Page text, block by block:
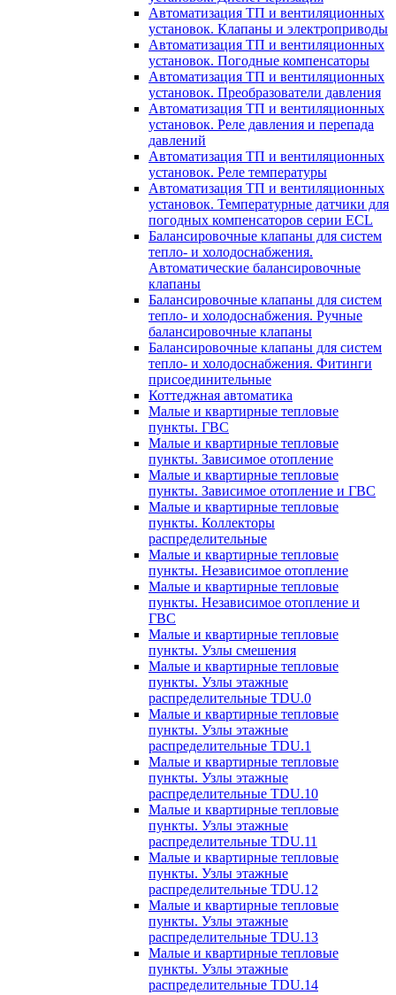
Автоматизация ТП и вентиляционных
установок. Клапаны и электроприводы
Автоматизация ТП и вентиляционных
установок. Погодные компенсаторы
Автоматизация ТП и вентиляционных
установок. Преобразователи давления
Автоматизация ТП и вентиляционных
установок. Реле давления и перепада
давлений
Автоматизация ТП и вентиляционных
установок. Реле температуры
Автоматизация ТП и вентиляционных
установок. Температурные датчики для
погодных компенсаторов серии ECL
Балансировочные клапаны для систем
тепло- и холодоснабжения.
Автоматические балансировочные
клапаны
Балансировочные клапаны для систем
тепло- и холодоснабжения. Ручные
балансировочные клапаны
Балансировочные клапаны для систем
тепло- и холодоснабжения. Фитинги
присоединительные
Коттеджная автоматика
Малые и квартирные тепловые
пункты. ГВС
Малые и квартирные тепловые
пункты. Зависимое отопление
Малые и квартирные тепловые
пункты. Зависимое отопление и ГВС
Малые и квартирные тепловые
пункты. Коллекторы
распределительные
Малые и квартирные тепловые
пункты. Независимое отопление
Малые и квартирные тепловые
пункты. Независимое отопление и
ГВС
Малые и квартирные тепловые
пункты. Узлы смешения
Малые и квартирные тепловые
пункты. Узлы этажные
распределительные TDU.0
Малые и квартирные тепловые
пункты. Узлы этажные
распределительные TDU.1
Малые и квартирные тепловые
пункты. Узлы этажные
распределительные TDU.10
Малые и квартирные тепловые
пункты. Узлы этажные
распределительные TDU.11
Малые и квартирные тепловые
пункты. Узлы этажные
распределительные TDU.12
Малые и квартирные тепловые
пункты. Узлы этажные
распределительные TDU.13
Малые и квартирные тепловые
пункты. Узлы этажные
распределительные TDU.14